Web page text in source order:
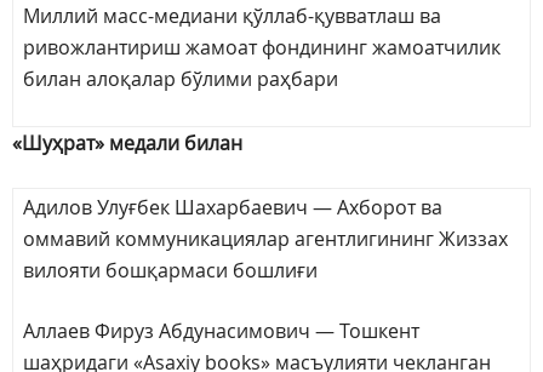
Миллий масс-медиани қўллаб-қувватлаш ва
ривожлантириш жамоат фондининг жамоатчилик
билан алоқалар бўлими раҳбари
«Шуҳрат» медали билан
Адилов Улуғбек Шахарбаевич — Ахборот ва
оммавий коммуникациялар агентлигининг Жиззах
вилояти бошқармаси бошлиғи
Аллаев Фируз Абдунасимович — Тошкент
шаҳридаги «Asaxiy books» масъулияти чекланган